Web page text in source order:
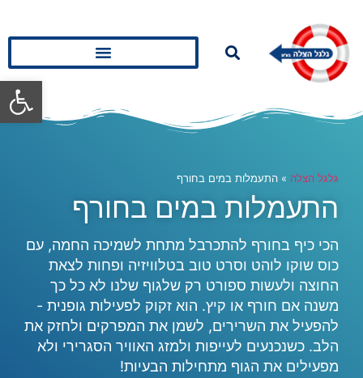
פתח
גלגל הצלה » התעמלות במים בחורף
התעמלות במים בחורף
הכי כיף בחורף להתכרבל מתחת לשמיכה החמה, עם
כוס שוקו לוהט וסרט טוב בטלוויזיה ופחות לצאת
החוצה ולעשות ספורט רק שלגוף שלנו לא כל כך
משנה אם חורף או קיץ. הוא זקוק לפעילות גופנית -
להפעיל את השרירים, לשמן את המפרקים ולחזק את
הלב. כשנכנעים לעייפות ולמזג האוויר הסגרירי ולא
מפעילים את הגוף מתחילות הבעיות!